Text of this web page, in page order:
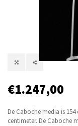
€1.247,00
De Caboche media is
centimeter. De Caboche